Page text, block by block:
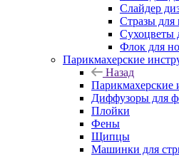
Слайдер
Стразы для
Сухоцветы
Флок для
Парикмахерские
Назад
Парикмахерские
Диффузоры для
Плойки
Фены
Щипцы
Машинки для